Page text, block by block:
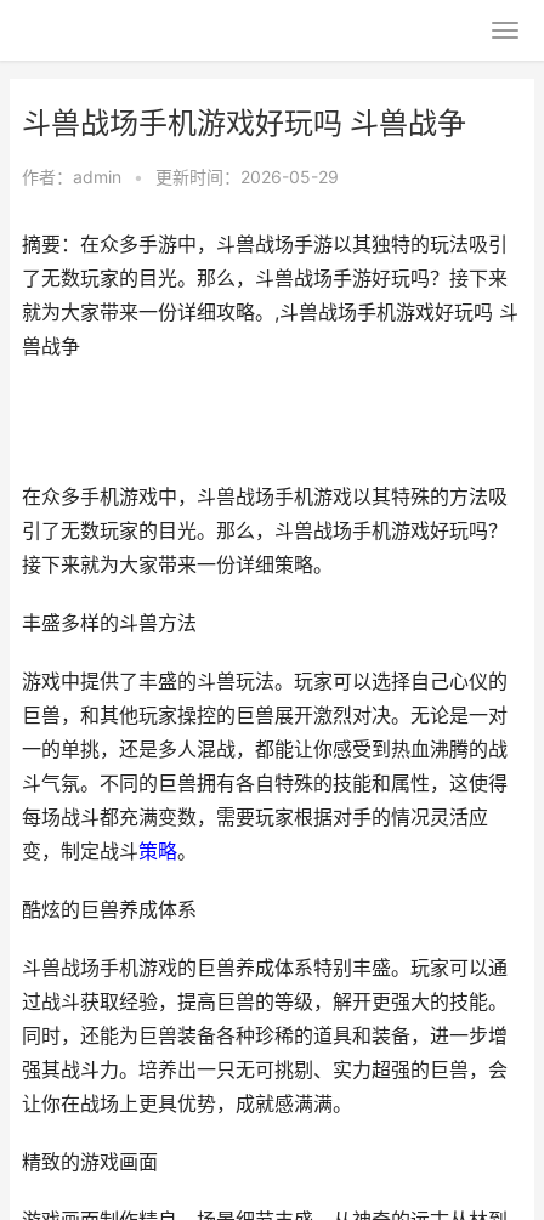
斗兽战场手机游戏好玩吗 斗兽战争
作者： admin • 更新时间：2026-05-29
摘要：在众多手游中，斗兽战场手游以其独特的玩法吸引
了无数玩家的目光。那么，斗兽战场手游好玩吗？接下来
就为大家带来一份详细攻略。,斗兽战场手机游戏好玩吗 斗
兽战争
在众多手机游戏中，斗兽战场手机游戏以其特殊的方法吸
引了无数玩家的目光。那么，斗兽战场手机游戏好玩吗？
接下来就为大家带来一份详细策略。
丰盛多样的斗兽方法
游戏中提供了丰盛的斗兽玩法。玩家可以选择自己心仪的
巨兽，和其他玩家操控的巨兽展开激烈对决。无论是一对
一的单挑，还是多人混战，都能让你感受到热血沸腾的战
斗气氛。不同的巨兽拥有各自特殊的技能和属性，这使得
每场战斗都充满变数，需要玩家根据对手的情况灵活应
变，制定战斗策略。
酷炫的巨兽养成体系
斗兽战场手机游戏的巨兽养成体系特别丰盛。玩家可以通
过战斗获取经验，提高巨兽的等级，解开更强大的技能。
同时，还能为巨兽装备各种珍稀的道具和装备，进一步增
强其战斗力。培养出一只无可挑剔、实力超强的巨兽，会
让你在战场上更具优势，成就感满满。
精致的游戏画面